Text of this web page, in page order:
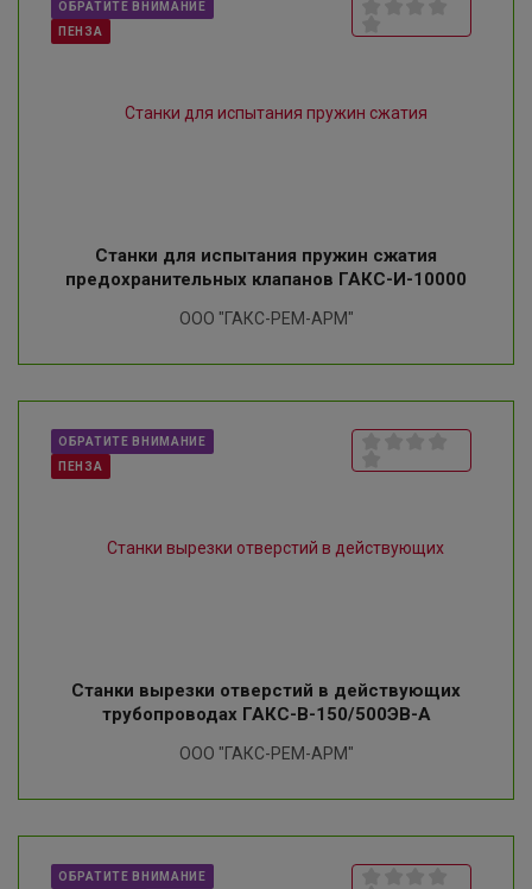
ОБРАТИТЕ ВНИМАНИЕ
ПЕНЗА
Станки для испытания пружин сжатия
предохранительных клапанов ГАКС-И-10000
ООО "ГАКС-РЕМ-АРМ"
ОБРАТИТЕ ВНИМАНИЕ
ПЕНЗА
Станки вырезки отверстий в действующих
трубопроводах ГАКС-В-150/500ЭВ-А
ООО "ГАКС-РЕМ-АРМ"
ОБРАТИТЕ ВНИМАНИЕ